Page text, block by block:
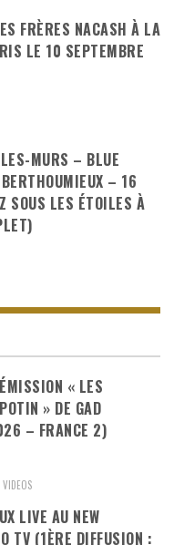
FRÈRES NACASH À LA
LE 10 SEPTEMBRE
MURS – BLUE
– 16
LES ÉTOILES À
« LES
» DE GAD
– FRANCE 2)
VIDEOS
LIVE AU NEW
TV (1ÈRE DIFFUSION :